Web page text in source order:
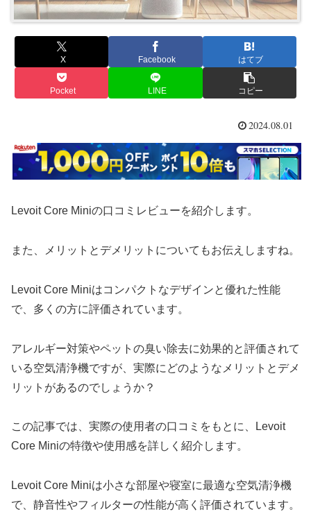
X Facebook はてブ
Pocket LINE コピー
2024.08.01
Levoit Core Miniの口コミレビューを紹介します。
また、メリットとデメリットについてもお伝えしますね。
Levoit Core Miniはコンパクトなデザインと優れた性能
で、多くの方に評価されています。
アレルギー対策やペットの臭い除去に効果的と評価されて
いる空気清浄機ですが、実際にどのようなメリットとデメ
リットがあるのでしょうか？
この記事では、実際の使用者の口コミをもとに、Levoit
Core Miniの特徴や使用感を詳しく紹介します。
Levoit Core Miniは小さな部屋や寝室に最適な空気清浄機
で、静音性やフィルターの性能が高く評価されています。